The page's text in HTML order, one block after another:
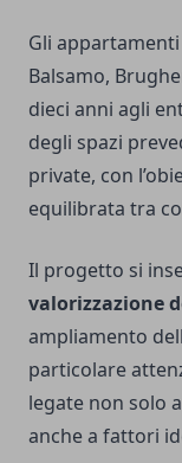
Gli
Balsamo,
dieci anni agli
degli spazi
private, con
equilibrata tra
Il progetto si
valorizzazione
ampliamento
particolare
legate non solo
anche a fattori